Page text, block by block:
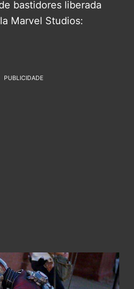
bastidores liberada
Marvel Studios:
PUBLICIDADE